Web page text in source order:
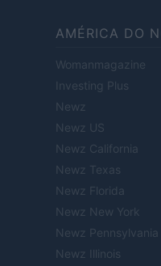
AMÉRICA DO
Womanmagazine
Investing Plus
Newz
Newz US
Newz California
Newz Texas
Newz Florida
Newz New York
Newz Pennsylvania
Newz Illinois